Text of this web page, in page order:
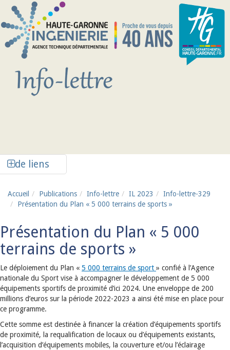
Aller au contenu principal
de liens
Accueil Publications Info-lettre IL 2023
Info-lettre-329
Présentation du Plan « 5 000 terrains de sports »
Présentation du Plan « 5 000
terrains de sports »
Le déploiement du Plan « 5 000 terrains de sport » confié à l’Agence
nationale du Sport vise à accompagner le développement de 5 000
équipements sportifs de proximité d’ici 2024. Une enveloppe de 200
millions d’euros sur la période 2022-2023 a ainsi été mise en place pour
ce programme.
Cette somme est destinée à financer la création d’équipements sportifs
de proximité, la requalification de locaux ou d’équipements existants,
l’acquisition d’équipements mobiles, la couverture et/ou l’éclairage